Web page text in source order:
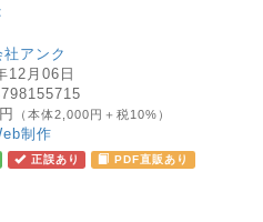
アンク
12月06日
（本体2,000円＋税10%）
制作
正誤あり PDF直販あり